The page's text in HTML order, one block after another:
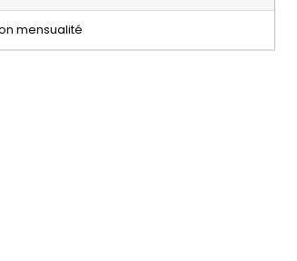
mensualité